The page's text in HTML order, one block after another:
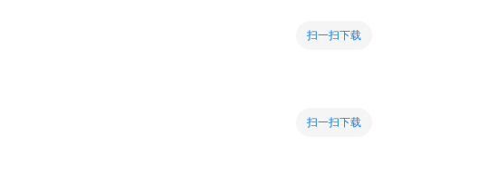
扫一扫下载
扫一扫下载